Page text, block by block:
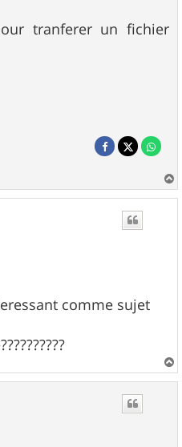
tranferer un fichier
a
comme sujet
a